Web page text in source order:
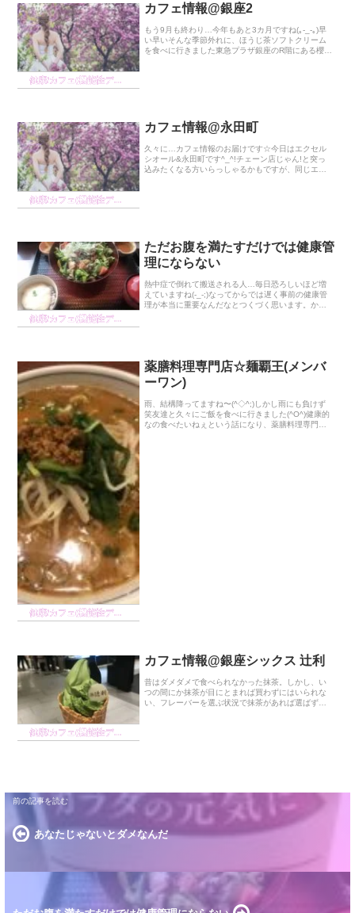
健康/カフェ(機能性ディスペプシア)の経緯
カフェ情報@銀座2
もう9月も終わり…今年もあと3カ月ですね(｡-_-｡)早
い早いそんな季節外れに、ほうじ茶ソフトクリーム
を食べに行きました東急プラザ銀座のR階にある櫻ノ
健康/カフェ(機能性ディスペプシア)の経緯
カフェ情報@永田町
久々に…カフェ情報のお届けです☆今日はエクセル
シオール&永田町です^_^!チェーン店じゃん!と突っ
込みたくなる方いらっしゃるかもですが、同じエク
健康/カフェ(機能性ディスペプシア)の経緯
ただお腹を満たすだけでは健康管
理にならない
熱中症で倒れて搬送される人…毎日恐ろしいほど増
えていますね(-_-;)なってからでは遅く事前の健康管
理が本当に重要なんだなとつくづく思います。かく
健康/カフェ(機能性ディスペプシア)の経緯
薬膳料理専門店☆麺覇王(メンバ
ーワン)
雨、結構降ってますね〜(^◇^;)しかし雨にも負けず
笑友達と久々にご飯を食べに行きました(^O^)健康的
なの食べたいねぇという話になり、薬膳料理専門店
健康/カフェ(機能性ディスペプシア)の経緯
カフェ情報@銀座シックス 辻利
昔はダメダメで食べられなかった抹茶。しかし、い
つの間にか抹茶が目にとまれば買わずにはいられな
い、フレーバーを選ぶ状況で抹茶があれば選ばずに
あなたじゃないとダメなんだ